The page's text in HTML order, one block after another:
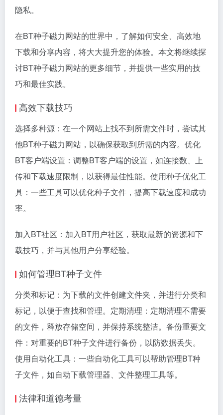
隐私。
在BT种子磁力网站的世界中，了解如何安全、高效地
下载和分享内容，将大大提升您的体验。本文将继续探
讨BT种子磁力网站的更多细节，并提供一些实用的技
巧和最佳实践。
高效下载技巧
选择多种源：在一个网站上找不到所需文件时，尝试其
他BT种子磁力网站，以确保获取到所需的内容。优化
BT客户端设置：调整BT客户端的设置，如连接数、上
传和下载速度限制，以获得最佳性能。使用种子优化工
具：一些工具可以优化种子文件，提高下载速度和成功
率。
加入BT社区：加入BT用户社区，获取最新的资源和下
载技巧，并与其他用户分享经验。
如何管理BT种子文件
分类和标记：为下载的文件创建文件夹，并进行分类和
标记，以便于查找和管理。定期清理：定期清理不需要
的文件，释放存储空间，并保持系统整洁。备份重要文
件：对重要的BT种子文件进行备份，以防数据丢失。
使用自动化工具：一些自动化工具可以帮助管理BT种
子文件，如自动下载管理器、文件整理工具等。
法律和道德考量